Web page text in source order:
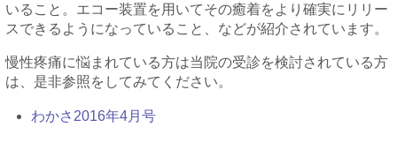
いること。エコー装置を用いてその癒着をより確実にリリー
スできるようになっていること、などが紹介されています。
慢性疼痛に悩まれている方は当院の受診を検討されている方
は、是非参照をしてみてください。
わかさ2016年4月号